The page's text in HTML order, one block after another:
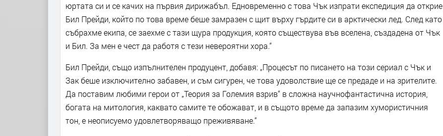
юртата си и се качих на първия дирижабъл. Едновременно с това Чък изпрати експедиция да открие
Бил Прейди, който по това време беше замразен с щит върху гърдите си в арктически лед. След като
събрахме екипа, се заехме с тази щура продукция, която съществува във вселена, създадена от Чък
и Бил. За мен е чест да работя с тези невероятни хора.“
Бил Прейди, също изпълнителен продуцент, добавя: „Процесът по писането на този сериал с Чък и
Зак беше изключително забавен, и съм сигурен, че това удоволствие ще се предаде и на зрителите.
Да поставим любими герои от „Теория за Големия взрив“ в сложна научнофантастична история,
богата на митология, каквато самите те обожават, и в същото време да запазим хумористичния
тон, е неописуемо удовлетворяващо преживяване.“